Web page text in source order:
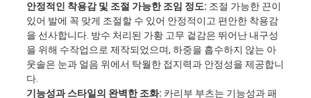
안정적인 착용감 및 조절 가능한 조임 정도: 조절 가능한 끈이
있어 발에 꼭 맞게 조절할 수 있어 안정적이고 편안한 착용감
을 선사합니다. 방수 처리된 가황 고무 겉감은 뛰어난 내구성
을 위해 수작업으로 제작되었으며, 하중을 흡수하지 않는 아
웃솔은 눈과 얼음 위에서 탁월한 접지력과 안정성을 제공합니
다.
기능성과 스타일의 완벽한 조화: 카리부 부츠는 기능성과 패